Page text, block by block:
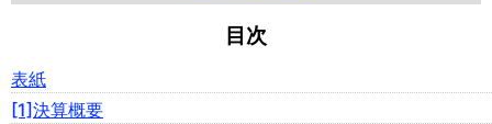
目次
表紙
[1]決算概要